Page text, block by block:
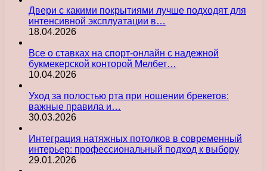
Двери с какими покрытиями лучше подходят для
интенсивной эксплуатации в…
18.04.2026
Все о ставках на спорт-онлайн с надежной
букмекерской конторой Мелбет…
10.04.2026
Уход за полостью рта при ношении брекетов:
важные правила и…
30.03.2026
Интеграция натяжных потолков в современный
интерьер: профессиональный подход к выбору
29.01.2026